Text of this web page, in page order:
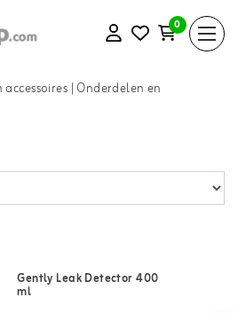
0
| Onderdelen en
Gently Leak Detector 400
ml